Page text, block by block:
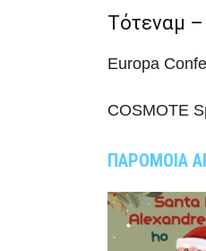
Τότεναμ –
Europa
COSMOTE
ΠΑΡΟΜΟΙΑ